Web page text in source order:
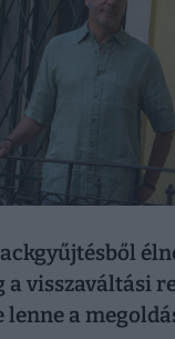
a visszaváltási
lenne a